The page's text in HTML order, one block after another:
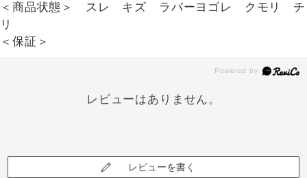
＜商品状態＞ スレ キズ ラバーヨゴレ クモリ チ
リ
＜保証＞
レビューはありません。
レビューを書く